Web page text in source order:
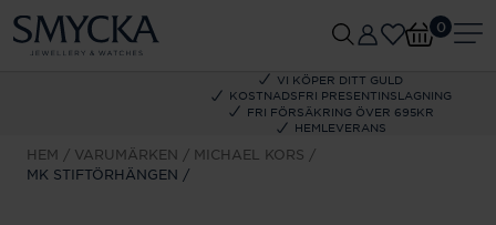
VI KÖPER DITT GULD
KOSTNADSFRI PRESENTINSLAGNING
FRI FÖRSÄKRING ÖVER 695KR
HEMLEVERANS
0
HEM VARUMÄRKEN
MICHAEL KORS
MK STIFTÖRHÄNGEN